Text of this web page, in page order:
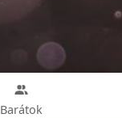
Barátok